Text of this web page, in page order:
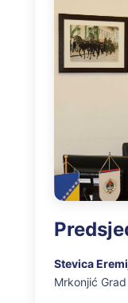
Stevica
Mrkonjić Grad